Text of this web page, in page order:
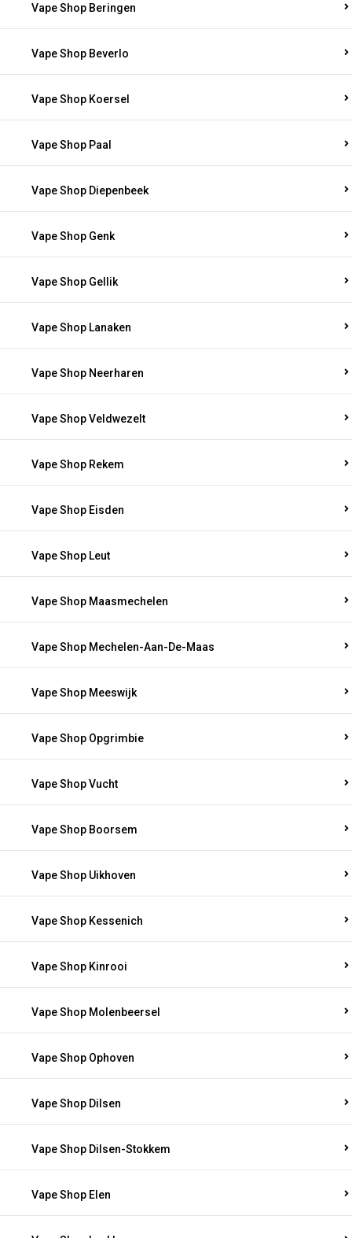
Vape Shop Beringen
Vape Shop Beverlo
Vape Shop Koersel
Vape Shop Paal
Vape Shop Diepenbeek
Vape Shop Genk
Vape Shop Gellik
Vape Shop Lanaken
Vape Shop Neerharen
Vape Shop Veldwezelt
Vape Shop Rekem
Vape Shop Eisden
Vape Shop Leut
Vape Shop Maasmechelen
Vape Shop Mechelen-Aan-De-Maas
Vape Shop Meeswijk
Vape Shop Opgrimbie
Vape Shop Vucht
Vape Shop Boorsem
Vape Shop Uikhoven
Vape Shop Kessenich
Vape Shop Kinrooi
Vape Shop Molenbeersel
Vape Shop Ophoven
Vape Shop Dilsen
Vape Shop Dilsen-Stokkem
Vape Shop Elen